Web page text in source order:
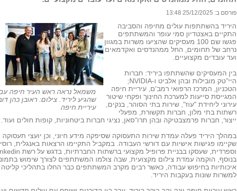
פורסם ב: 25/12/2025 13:48
משמאל נראה ראש העיר חיפה
שהגיע ליריד. צילום: ראובן כהן
עיריית חיפה
היריד בהשתתפות עולים מחיפה והסביבה
התקיים באצטדיון סמי עופר והמשתתפים
פגשו שם 100 מעסיקים שהציעו משרות במגוון
נרחב של תחומים, החל ממהנדסים ואקדמאים
ועד עובדים מקצועיים.
בין המעסיקים שהשתתפו ביריד: חברות
היי־טק מובילות ובהן אלביט ו-NVIDIA;
הטכניון, המרכז הרפואי רמב'ם, עיריית חיפה
המגייסת סייעות למערכת החינוך ופקחי שיטור
עירוני ליחידת "עוז", שירות בתי הסוהר, בנקים,
רשתות בתי מלון, חברות תקשורת, מפעלי
ייצור, חברות פרמצבטיקה ובהן תרו־סאן, נציגי חברות ביטחוניות, קופות חולים ועוד.
במהלך היריד פעלה עמדת שירות התעסוקה שסיפקה מידע חיוני, וכן יועצי תעסוקה
שקיימו פגישות אישיות עם דורשי העבודה. במקביל התקיימו הרצאות באנגלית,
בנוסף, הוקמה עמדת צילום מקצועית, שבה צולמו המשתתפים לצורך שימוש
איכותיות בחיפוש עבודה, כאשר רבים מקרב המשתתפים כבר החלו בתהליכי קליטה
למשרות שונות בעקבות היריד.